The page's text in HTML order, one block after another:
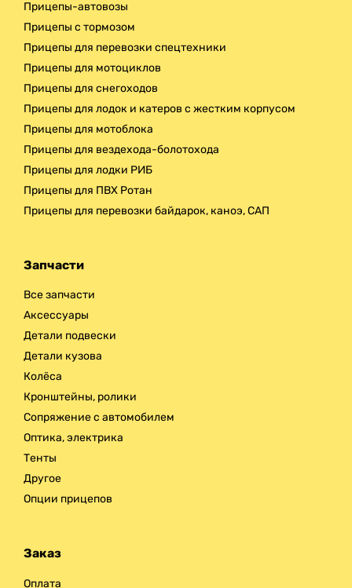
Прицепы-автовозы
Прицепы с тормозом
Прицепы для перевозки спецтехники
Прицепы для мотоциклов
Прицепы для снегоходов
Прицепы для лодок и катеров с жестким корпусом
Прицепы для мотоблока
Прицепы для вездехода-болотохода
Прицепы для лодки РИБ
Прицепы для ПВХ Ротан
Прицепы для перевозки байдарок, каноэ, САП
Запчасти
Все запчасти
Аксессуары
Детали подвески
Детали кузова
Колёса
Кронштейны, ролики
Сопряжение с автомобилем
Оптика, электрика
Тенты
Другое
Опции прицепов
Заказ
Оплата